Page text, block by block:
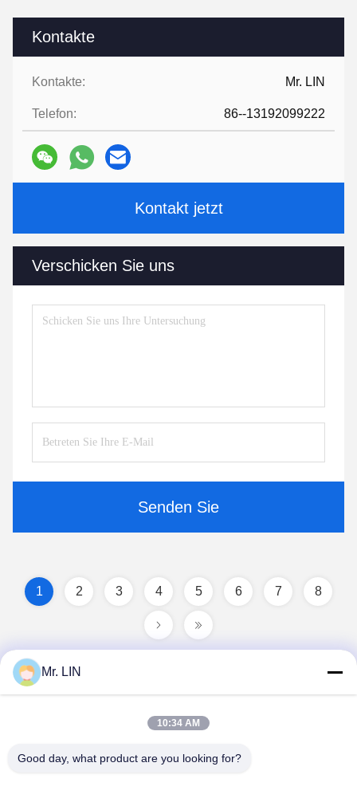
Kontakte
Kontakte: Mr. LIN
Telefon: 86--13192099222
Kontakt jetzt
Verschicken Sie uns
Senden Sie
1 2 3 4 5 6 7 8
Mr. LIN
10:34 AM
Good day, what product are you looking for?